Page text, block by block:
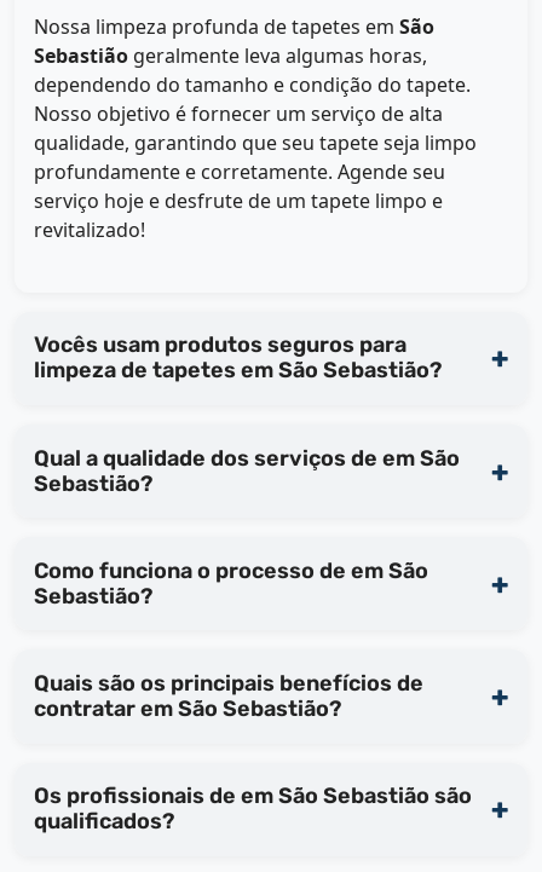
Nossa limpeza profunda de tapetes em São
Sebastião geralmente leva algumas horas,
dependendo do tamanho e condição do tapete.
Nosso objetivo é fornecer um serviço de alta
qualidade, garantindo que seu tapete seja limpo
profundamente e corretamente. Agende seu
serviço hoje e desfrute de um tapete limpo e
revitalizado!
Vocês usam produtos seguros para
limpeza de tapetes em São Sebastião?
Qual a qualidade dos serviços de em São
Sebastião?
Como funciona o processo de em São
Sebastião?
Quais são os principais benefícios de
contratar em São Sebastião?
Os profissionais de em São Sebastião são
qualificados?